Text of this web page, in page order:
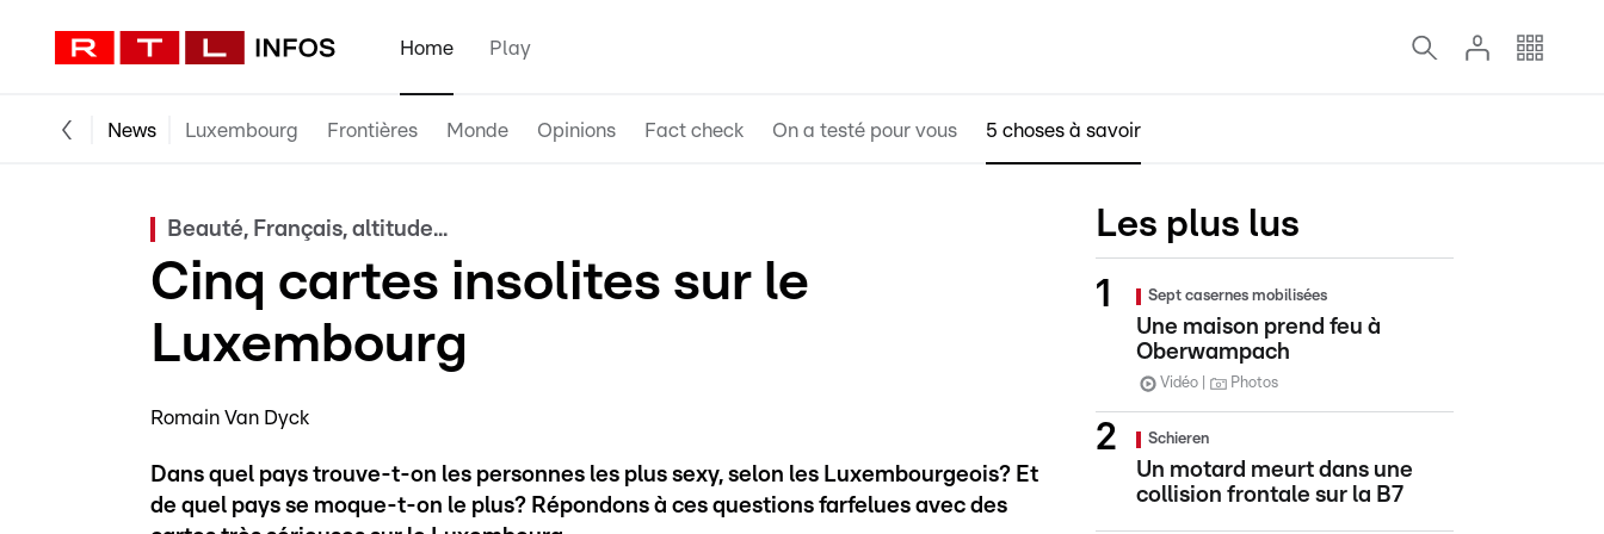
Home Play
News Luxembourg Frontières Monde Opinions Fact check On a testé pour vous 5 choses à savoir
Beauté, Français, altitude...
Cinq cartes insolites sur le
Luxembourg
Romain Van Dyck
Dans quel pays trouve-t-on les personnes les plus sexy, selon les Luxembourgeois? Et
de quel pays se moque-t-on le plus? Répondons à ces questions farfelues avec des
Les plus lus
Sept casernes mobilisées
Une maison prend feu à
Oberwampach
Vidéo Photos
Schieren
Un motard meurt dans une
collision frontale sur la B7